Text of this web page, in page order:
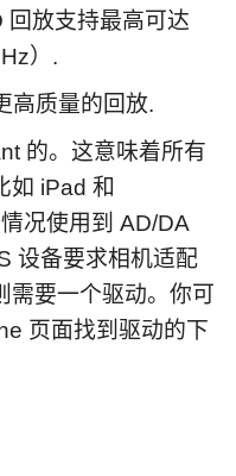
放支持最高可达
）.
高质量的回放.
的。这意味着所有
如 iPad 和
况使用到 AD/DA
设备要求相机适配
要一个驱动。你可
页面找到驱动的下